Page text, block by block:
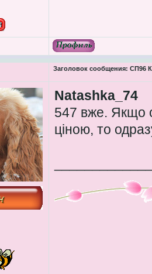
Заголовок сообщения: СП96
Natashka_74
547 вже. Якщо
ціною, то